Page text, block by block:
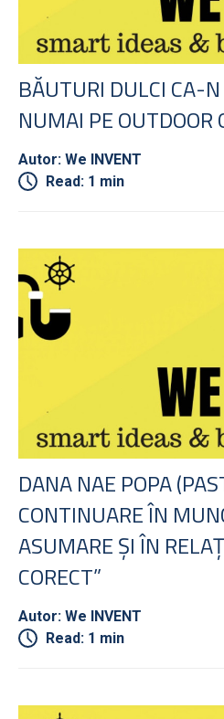
BĂUTURI DULCI CA-
NUMAI PE OUTDOOR
Autor: We INVENT
Read: 1 min
DANA NAE POPA
CONTINUARE ÎN
ASUMARE ȘI ÎN
CORECT”
Autor: We INVENT
Read: 1 min